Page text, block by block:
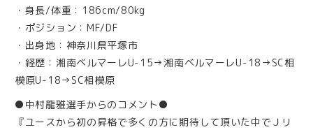
・身長/体重：186cm/80kg
・ポジション：MF/DF
・出身地：神奈川県平塚市
・経歴：湘南ベルマーレU-15→湘南ベルマーレU-18→SC相
模原U-18→SC相模原
●中村龍雅選手からのコメント●
『ユースから初の昇格で多くの方に期待して頂いた中でＪリ